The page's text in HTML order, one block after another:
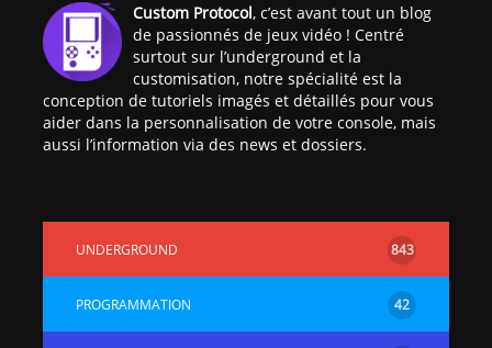
Custom Protocol, c’est avant tout un blog
de passionnés de jeux vidéo ! Centré
surtout sur l’underground et la
customisation, notre spécialité est la
conception de tutoriels imagés et détaillés pour vous
aider dans la personnalisation de votre console, mais
aussi l’information via des news et dossiers.
UNDERGROUND 843
PROGRAMMATION 42